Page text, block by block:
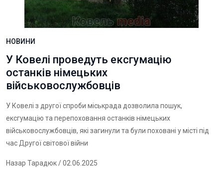
НОВИНИ
У Ковелі проведуть ексгумацію
останків німецьких
військовослужбовців
У Ковелі з другої спроби міськрада дозволила пошук,
ексгумацію та перепоховання останків німецьких
військовослужбовців, які загинули та були поховані у місті під
час Другої світової війни
Назар Тарадюк/ 02.06.2025